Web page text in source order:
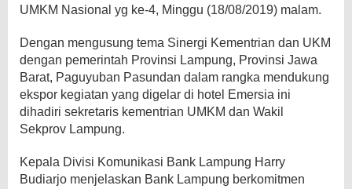
UMKM Nasional yg ke-4, Minggu (18/08/2019) malam.
Dengan mengusung tema Sinergi Kementrian dan UKM
dengan pemerintah Provinsi Lampung, Provinsi Jawa
Barat, Paguyuban Pasundan dalam rangka mendukung
ekspor kegiatan yang digelar di hotel Emersia ini
dihadiri sekretaris kementrian UMKM dan Wakil
Sekprov Lampung.
Kepala Divisi Komunikasi Bank Lampung Harry
Budiarjo menjelaskan Bank Lampung berkomitmen